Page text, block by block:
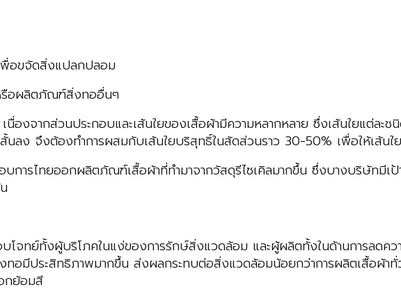
เพื่อขจัดสิ่งแปลกปลอม
รือผลิตภัณฑ์สิ่งทออื่นๆ
งจากส่วนประกอบและเส้นใยของเสื้อผ้ามีความหลากหลาย ซึ่งเส้นใยแต่ละชนิ
นลง จึงต้องทำการผสมกับเส้นใยบริสุทธิ์ในสัดส่วนราว 30-50% เพื่อให้เส้น
การไทยออกผลิตภัณฑ์เสื้อผ้าที่ทำมาจากวัสดุรีไซเคิลมากขึ้น ซึ่งบางบริษัทมีเป้
ทย์ทั้งผู้บริโภคในแง่ของการรักษ์สิ่งแวดล้อม และผู้ผลิตทั้งในด้านการลดคว
ทอมีประสิทธิภาพมากขึ้น ส่งผลกระทบต่อสิ่งแวดล้อมน้อยกว่าการผลิตเสื้อผ้า
กย้อมสี